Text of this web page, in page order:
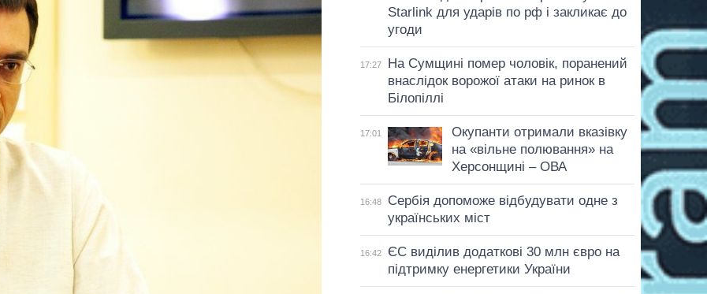
Starlink для ударів по рф і закликає до
угоди
17:27
На Сумщині помер чоловік, поранений
внаслідок ворожої атаки на ринок в
Білопіллі
17:01
Окупанти отримали вказівку
на «вільне полювання» на
Херсонщині – ОВА
16:48
Сербія допоможе відбудувати одне з
українських міст
16:42
ЄС виділив додаткові 30 млн євро на
підтримку енергетики України